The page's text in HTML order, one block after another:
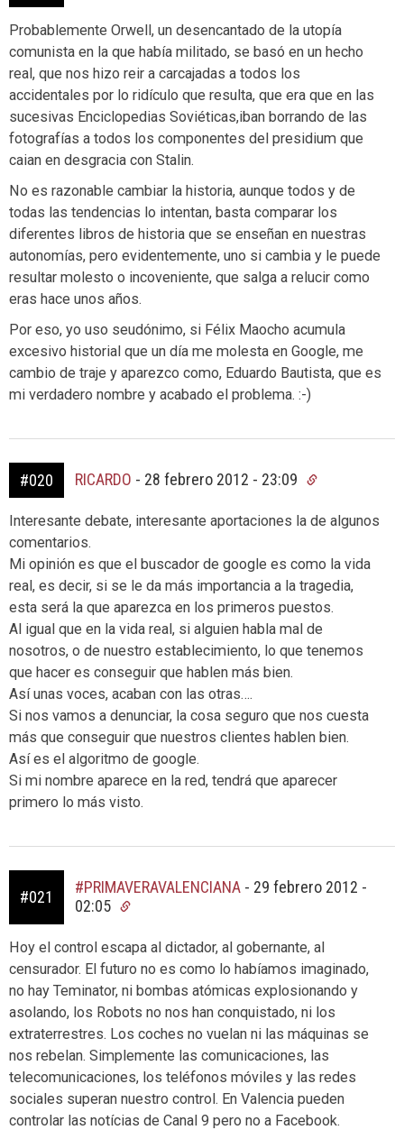
Probablemente Orwell, un desencantado de la utopía
comunista en la que había militado, se basó en un hecho
real, que nos hizo reir a carcajadas a todos los
accidentales por lo ridículo que resulta, que era que en las
sucesivas Enciclopedias Soviéticas,iban borrando de las
fotografías a todos los componentes del presidium que
caian en desgracia con Stalin.
No es razonable cambiar la historia, aunque todos y de
todas las tendencias lo intentan, basta comparar los
diferentes libros de historia que se enseñan en nuestras
autonomías, pero evidentemente, uno si cambia y le puede
resultar molesto o incoveniente, que salga a relucir como
eras hace unos años.
Por eso, yo uso seudónimo, si Félix Maocho acumula
excesivo historial que un día me molesta en Google, me
cambio de traje y aparezco como, Eduardo Bautista, que es
mi verdadero nombre y acabado el problema. :-)
#020 RICARDO - 28 febrero 2012 - 23:09
Interesante debate, interesante aportaciones la de algunos
comentarios.
Mi opinión es que el buscador de google es como la vida
real, es decir, si se le da más importancia a la tragedia,
esta será la que aparezca en los primeros puestos.
Al igual que en la vida real, si alguien habla mal de
nosotros, o de nuestro establecimiento, lo que tenemos
que hacer es conseguir que hablen más bien.
Así unas voces, acaban con las otras….
Si nos vamos a denunciar, la cosa seguro que nos cuesta
más que conseguir que nuestros clientes hablen bien.
Así es el algoritmo de google.
Si mi nombre aparece en la red, tendrá que aparecer
primero lo más visto.
#021
#PRIMAVERAVALENCIANA - 29 febrero 2012 -
02:05
Hoy el control escapa al dictador, al gobernante, al
censurador. El futuro no es como lo habíamos imaginado,
no hay Teminator, ni bombas atómicas explosionando y
asolando, los Robots no nos han conquistado, ni los
extraterrestres. Los coches no vuelan ni las máquinas se
nos rebelan. Simplemente las comunicaciones, las
telecomunicaciones, los teléfonos móviles y las redes
sociales superan nuestro control. En Valencia pueden
controlar las notícias de Canal 9 pero no a Facebook.